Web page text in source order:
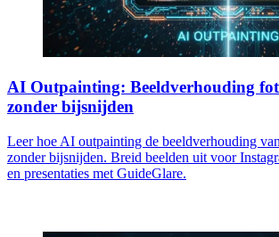
AI Outpainting: Beeldverhouding
zonder bijsnijden
Leer hoe AI outpainting de beeldverhouding
zonder bijsnijden. Breid beelden uit voor
en presentaties met GuideGlare.